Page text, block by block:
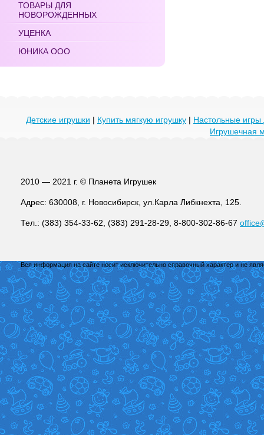
ТОВАРЫ ДЛЯ
НОВОРОЖДЕННЫХ
УЦЕНКА
ЮНИКА ООО
Детские игрушки | Купить мягкую игрушку | Настольные игры
Игрушечная
2010 — 2021 г. © Планета Игрушек
Адрес: 630008, г. Новосибирск, ул.Карла Либкнехта, 125.
Тел.: (383) 354-33-62, (383) 291-28-29, 8-800-302-86-67
Вся информация на сайте носит исключительно справочный характер и не